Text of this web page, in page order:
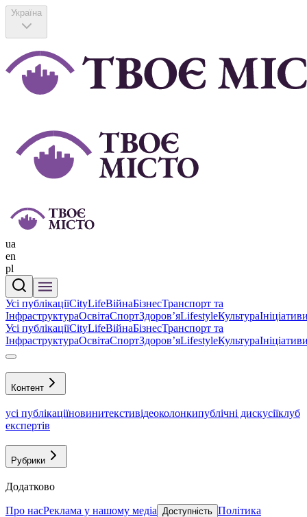
Україна
ua
en
pl
Усі публікаціїCityLifeВійнаБізнесТранспорт та
ІнфраструктураОсвітаСпортЗдоровʼяLifestyleКультура
Усі публікаціїCityLifeВійнаБізнесТранспорт та
ІнфраструктураОсвітаСпортЗдоровʼяLifestyleКультура
Контент
усі публікаціїновинитекстивідеоколонкипублічні дискусіїклуб
експертів
Рубрики
Додатково
Про насРеклама у нашому медіа Доступність Політика